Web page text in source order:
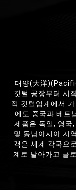
대양(大洋
깃털 공장부터 시
적 깃털업계에서
에도 중국과 베트
제품은 독일, 영국
및 동남아시아 지
객은 세계 각국으
계로 날아가고 글